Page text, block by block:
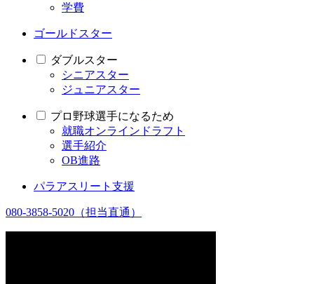
学費
ゴールドスター
ダブルスター
シニアスター
ジュニアスター
プロ野球選手になるため
就職オンラインドラフト
選手紹介
OB進路
パラアスリート支援
080-3858-5020 （担当直通）